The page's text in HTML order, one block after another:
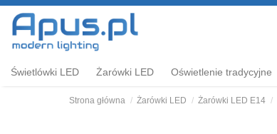
Świetlówki LED Żarówki LED Oświetlenie tradycyjne
Strona główna Żarówki LED Żarówki LED E14